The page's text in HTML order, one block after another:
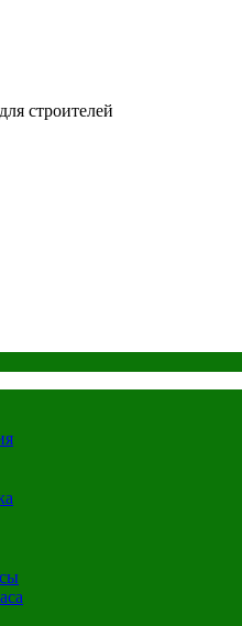
строителей